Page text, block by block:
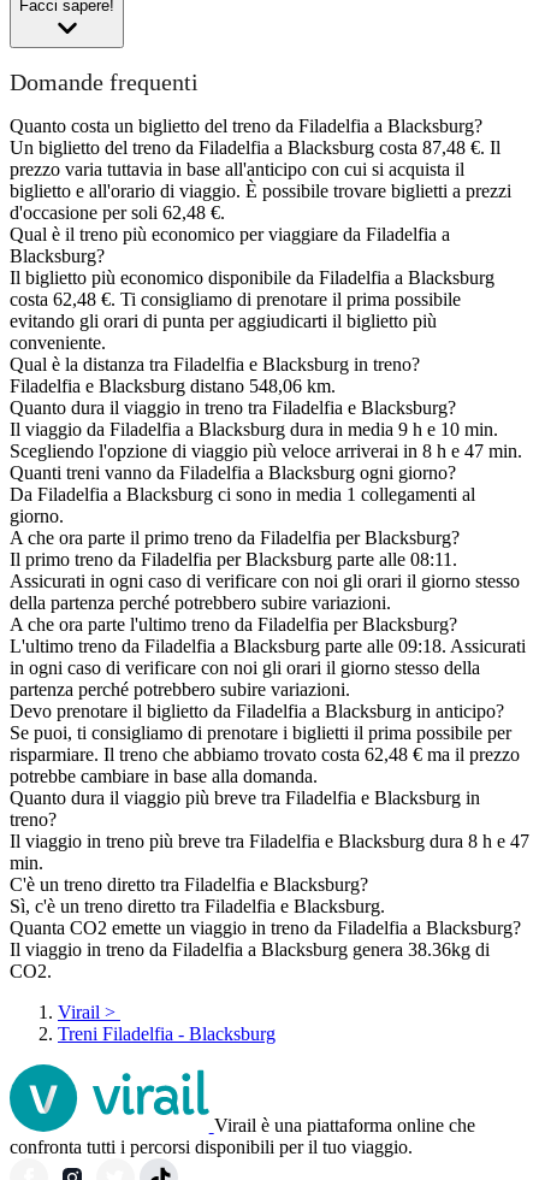
Facci sapere!
Domande frequenti
Quanto costa un biglietto del treno da Filadelfia a Blacksburg?
Un biglietto del treno da Filadelfia a Blacksburg costa 87,48 €. Il
prezzo varia tuttavia in base all'anticipo con cui si acquista il
biglietto e all'orario di viaggio. È possibile trovare biglietti a prezzi
d'occasione per soli 62,48 €.
Qual è il treno più economico per viaggiare da Filadelfia a
Blacksburg?
Il biglietto più economico disponibile da Filadelfia a Blacksburg
costa 62,48 €. Ti consigliamo di prenotare il prima possibile
evitando gli orari di punta per aggiudicarti il biglietto più
conveniente.
Qual è la distanza tra Filadelfia e Blacksburg in treno?
Filadelfia e Blacksburg distano 548,06 km.
Quanto dura il viaggio in treno tra Filadelfia e Blacksburg?
Il viaggio da Filadelfia a Blacksburg dura in media 9 h e 10 min.
Scegliendo l'opzione di viaggio più veloce arriverai in 8 h e 47 min.
Quanti treni vanno da Filadelfia a Blacksburg ogni giorno?
Da Filadelfia a Blacksburg ci sono in media 1 collegamenti al
giorno.
A che ora parte il primo treno da Filadelfia per Blacksburg?
Il primo treno da Filadelfia per Blacksburg parte alle 08:11.
Assicurati in ogni caso di verificare con noi gli orari il giorno stesso
della partenza perché potrebbero subire variazioni.
A che ora parte l'ultimo treno da Filadelfia per Blacksburg?
L'ultimo treno da Filadelfia a Blacksburg parte alle 09:18. Assicurati
in ogni caso di verificare con noi gli orari il giorno stesso della
partenza perché potrebbero subire variazioni.
Devo prenotare il biglietto da Filadelfia a Blacksburg in anticipo?
Se puoi, ti consigliamo di prenotare i biglietti il prima possibile per
risparmiare. Il treno che abbiamo trovato costa 62,48 € ma il prezzo
potrebbe cambiare in base alla domanda.
Quanto dura il viaggio più breve tra Filadelfia e Blacksburg in
treno?
Il viaggio in treno più breve tra Filadelfia e Blacksburg dura 8 h e 47
min.
C'è un treno diretto tra Filadelfia e Blacksburg?
Sì, c'è un treno diretto tra Filadelfia e Blacksburg.
Quanta CO2 emette un viaggio in treno da Filadelfia a Blacksburg?
Il viaggio in treno da Filadelfia a Blacksburg genera 38.36kg di
CO2.
Virail >
Treni Filadelfia - Blacksburg
Virail è una piattaforma online che
confronta tutti i percorsi disponibili per il tuo viaggio.